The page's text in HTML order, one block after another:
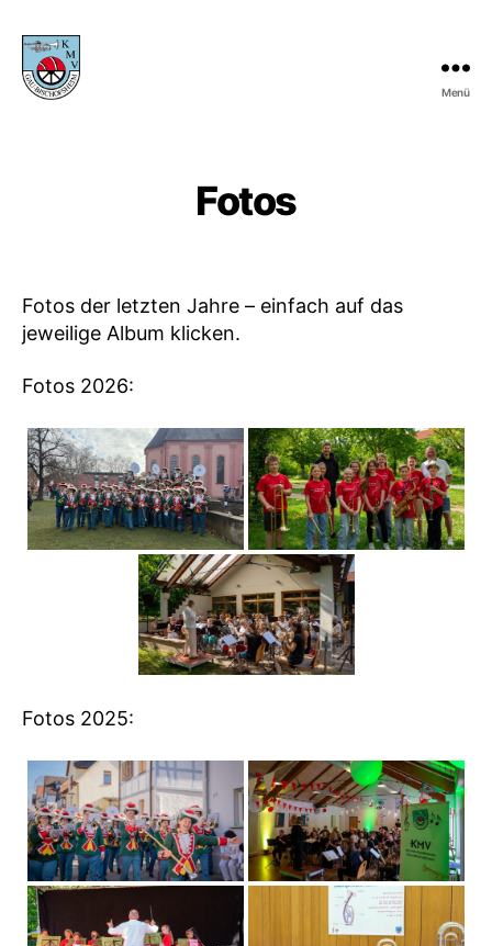
Menü
Fotos
Fotos der letzten Jahre – einfach auf das
jeweilige Album klicken.
Fotos 2026:
Fotos 2025: